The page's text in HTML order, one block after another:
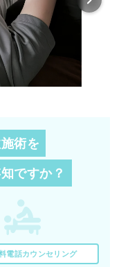
術を
ですか？
電話カウンセリング